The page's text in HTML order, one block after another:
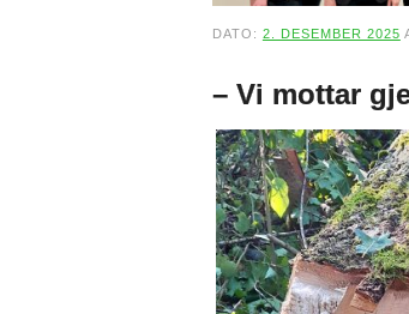
DATO: 2. DESEMBER 2025
– Vi mottar